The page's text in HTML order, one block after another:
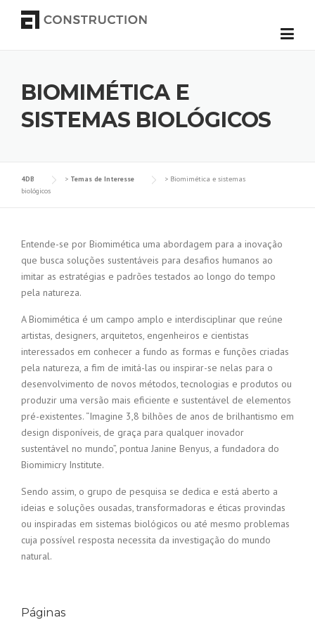
Skip to content
BIOMIMÉTICA E
SISTEMAS BIOLÓGICOS
4DB > Temas de Interesse > Biomimética e sistemas
biológicos
Entende-se por Biomimética uma abordagem para a inovação
que busca soluções sustentáveis para desafios humanos ao
imitar as estratégias e padrões testados ao longo do tempo
pela natureza.
A Biomimética é um campo amplo e interdisciplinar que reúne
artistas, designers, arquitetos, engenheiros e cientistas
interessados em conhecer a fundo as formas e funções criadas
pela natureza, a fim de imitá-las ou inspirar-se nelas para o
desenvolvimento de novos métodos, tecnologias e produtos ou
produzir uma versão mais eficiente e sustentável de elementos
pré-existentes. “Imagine 3,8 bilhões de anos de brilhantismo em
design disponíveis, de graça para qualquer inovador
sustentável no mundo”, pontua Janine Benyus, a fundadora do
Biomimicry Institute.
Sendo assim, o grupo de pesquisa se dedica e está aberto a
ideias e soluções ousadas, transformadoras e éticas provindas
ou inspiradas em sistemas biológicos ou até mesmo problemas
cuja possível resposta necessita da investigação do mundo
natural.
Páginas